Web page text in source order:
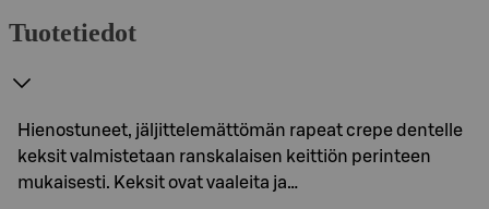
Tuotetiedot
Hienostuneet, jäljittelemättömän rapeat crepe dentelle
keksit valmistetaan ranskalaisen keittiön perinteen
mukaisesti. Keksit ovat vaaleita ja…